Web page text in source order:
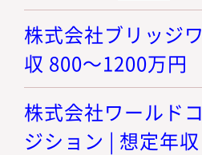
株式会社ブリッジ
収 800～1200万円
株式会社ワールド
ジション | 想定年